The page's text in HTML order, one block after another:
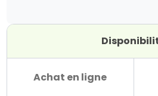
Achat en ligne